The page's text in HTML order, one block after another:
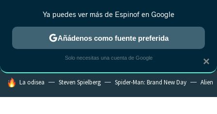
MENÚ NUEVO
ESTRENOS REALITY ANIME RANKINGS CINE
HOY SE HABLA DE
La odisea Steven Spielberg Spider-Man: Brand New Day Alien
×
Ya puedes ver más de Espinof en Google
Añádenos como fuente preferida
Solo necesitas una cuenta de Google